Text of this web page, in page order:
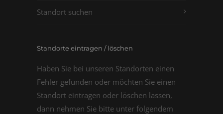
Standort suchen
Standorte eintragen / löschen
Haben Sie bei unseren Standorten einen
Fehler gefunden oder möchten Sie einen
Standort eintragen oder löschen lassen,
dann nehmen Sie bitte unter folgendem